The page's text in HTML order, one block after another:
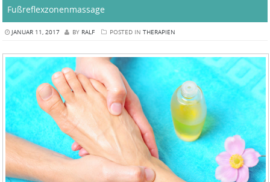
Fußreflexzonenmassage
JANUAR 11, 2017 BY RALF POSTED IN THERAPIEN